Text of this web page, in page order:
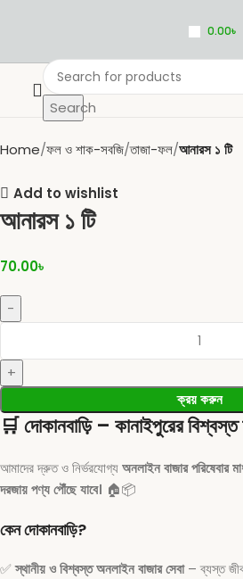
0.00৳
Search
Home ফল ও শাক-সবজি তাজা-ফল আনারস ১ টি
Add to wishlist
আনারস ১ টি
70.00৳
ক্রয় করুন
🛒দোকানবাড়ি – কানাইপুরের
আমাদের দ্রুত ও নির্ভরযোগ্যঅনলাইন বাজার পরিষেবার
দরজায় পণ্য পৌঁছে যাবে। 🏠📦
কেন দোকানবাড়ি?
✅স্থানীয় ও বিশ্বস্ত অনলাইন বাজার সেবা– ব্যস্ত